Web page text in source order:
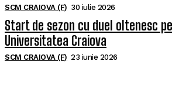
SCM CRAIOVA (F) 30 iulie 2026
Start de sezon cu duel oltenesc
Universitatea Craiova
SCM CRAIOVA (F) 23 iunie 2026